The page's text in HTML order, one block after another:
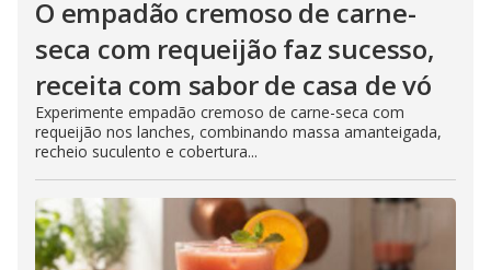
O empadão cremoso de carne-
seca com requeijão faz sucesso,
receita com sabor de casa de vó
Experimente empadão cremoso de carne-seca com
requeijão nos lanches, combinando massa amanteigada,
recheio suculento e cobertura...